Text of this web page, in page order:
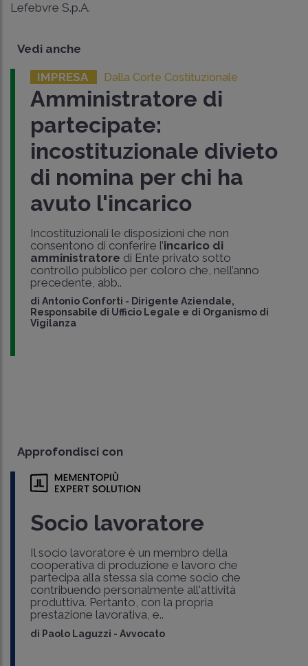
Lefebvre S.p.A.
Vedi anche
IMPRESA Dalla Corte Costituzionale
Amministratore di
partecipate:
incostituzionale divieto
di nomina per chi ha
avuto l'incarico
Incostituzionali le disposizioni che non
consentono di conferire l’incarico di
amministratore di Ente privato sotto
controllo pubblico per coloro che, nell’anno
precedente, abb..
di Antonio Conforti - Dirigente Aziendale,
Responsabile di Ufficio Legale e di Organismo di
Vigilanza
Approfondisci con
Socio lavoratore
Il socio lavoratore è un membro della
cooperativa di produzione e lavoro che
partecipa alla stessa sia come socio che
contribuendo personalmente all'attività
produttiva. Pertanto, con la propria
prestazione lavorativa, e..
di Paolo Laguzzi - Avvocato